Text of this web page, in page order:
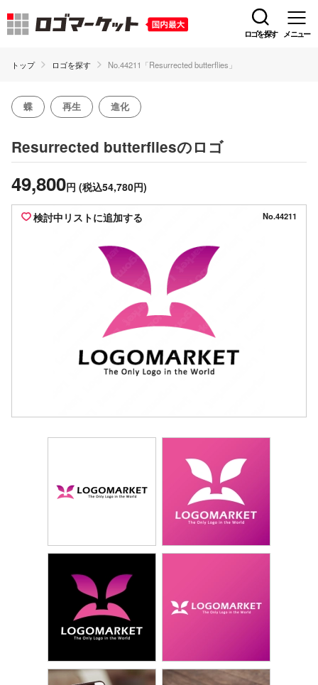
ロゴを探す メニュー
トップ ロゴを探す No.44211「Resurrected butterflies」
蝶 再生 進化
Resurrected butterfliesのロゴ
49,800円 (税込54,780円)
検討中リストに追加する No.44211